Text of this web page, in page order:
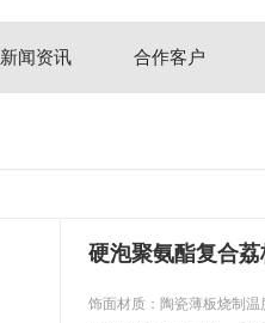
新闻资讯 合作客户
饰面材质：陶瓷薄板烧制温